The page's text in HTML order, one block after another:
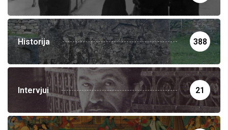
Historija 388
Intervjui 21